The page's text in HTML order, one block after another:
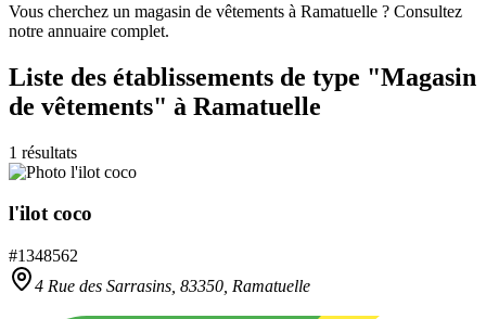
Vous cherchez un magasin de vêtements à Ramatuelle ? Consultez
notre annuaire complet.
Liste des établissements de type "Magasin
de vêtements" à Ramatuelle
1 résultats
l'ilot coco
#1348562
4 Rue des Sarrasins, 83350 Ramatuelle